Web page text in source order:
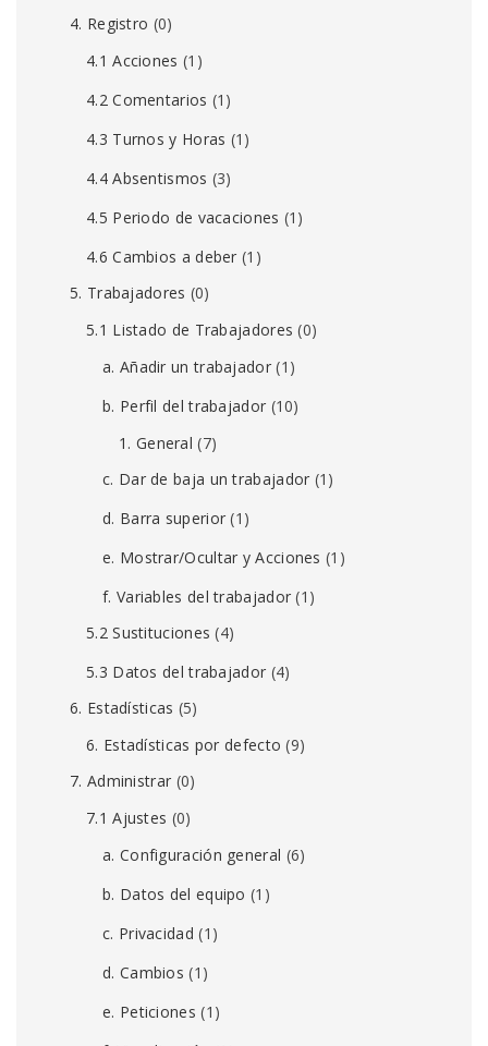
4. Registro (0)
4.1 Acciones (1)
4.2 Comentarios (1)
4.3 Turnos y Horas (1)
4.4 Absentismos (3)
4.5 Periodo de vacaciones (1)
4.6 Cambios a deber (1)
5. Trabajadores (0)
5.1 Listado de Trabajadores (0)
a. Añadir un trabajador(1)
b. Perfil del trabajador (10)
1. General (7)
c. Dar de baja un trabajador (1)
d. Barra superior (1)
e. Mostrar/Ocultar y Acciones (1)
f. Variables del trabajador (1)
5.2 Sustituciones (4)
5.3 Datos del trabajador (4)
6. Estadísticas (5)
6. Estadísticas por defecto (9)
7. Administrar (0)
7.1 Ajustes (0)
a. Configuración general (6)
b. Datos del equipo (1)
c. Privacidad (1)
d. Cambios (1)
e. Peticiones (1)